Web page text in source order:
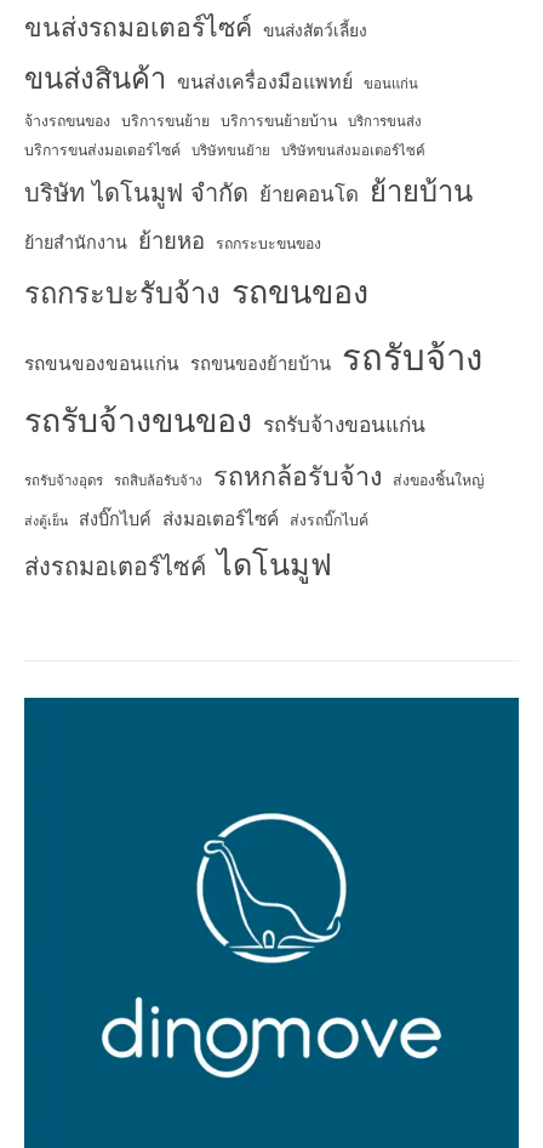
ขนส่งรถมอเตอร์ไซค์ ขนส่งสัตว์เลี้ยง
ขนส่งสินค้า ขนส่งเครื่องมือแพทย์ ขอนแก่น
จ้างรถขนของ บริการขนย้าย บริการขนย้ายบ้าน บริการขนส่ง
บริการขนส่งมอเตอร์ไซค์ บริษัทขนย้าย บริษัทขนส่งมอเตอร์ไซค์
บริษัท ไดโนมูฟ จำกัด ย้ายคอนโด ย้ายบ้าน
ย้ายสำนักงาน ย้ายหอ รถกระบะขนของ
รถกระบะรับจ้าง รถขนของ
รถขนของขอนแก่น รถขนของย้ายบ้าน รถรับจ้าง
รถรับจ้างขนของ รถรับจ้างขอนแก่น
รถรับจ้างอุดร รถสิบล้อรับจ้าง รถหกล้อรับจ้าง ส่งของชิ้นใหญ่
ส่งตู้เย็น ส่งบิ๊กไบค์ ส่งมอเตอร์ไซค์ ส่งรถบิ๊กไบค์
ส่งรถมอเตอร์ไซค์ ไดโนมูฟ